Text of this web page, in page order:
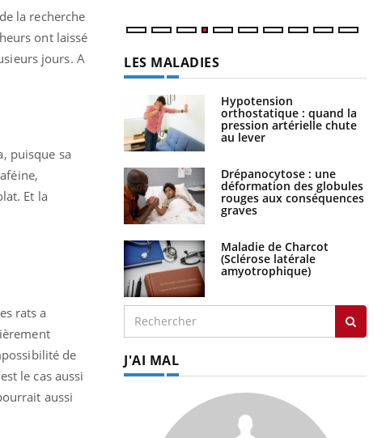
la recherche
ont laissé
jours. A
puisque sa
Et la
rats a
de
le cas aussi
aussi
LES MALADIES
Hypotension
orthostatique : quand la
pression artérielle chute
au lever
Drépanocytose : une
déformation des globules
rouges aux conséquences
graves
Maladie de Charcot
(Sclérose latérale
amyotrophique)
J'AI MAL